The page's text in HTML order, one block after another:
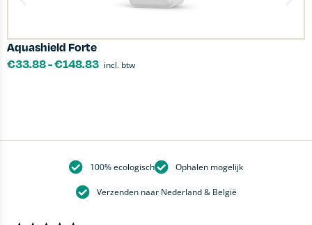
Aquashield Forte
€33.88-€148.83 incl. btw
100% ecologisch Ophalen mogelijk
Verzenden naar Nederland & België